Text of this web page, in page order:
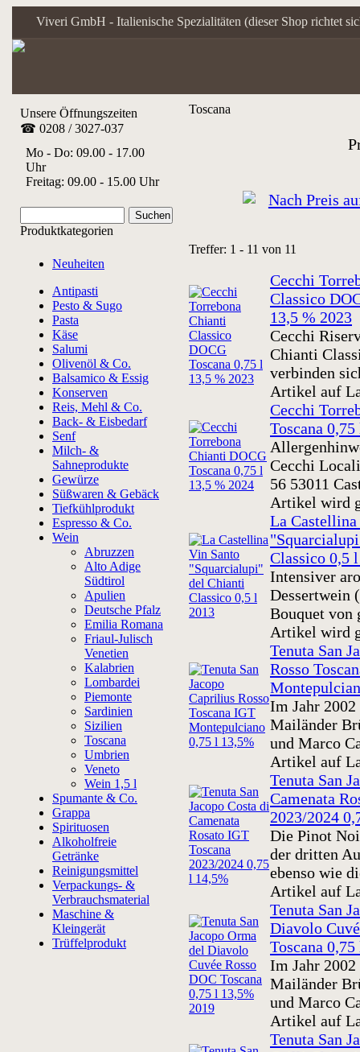
Viveri GmbH - Italienische Spezialitäten (dieser Shop richtet
Unsere Öffnungszeiten
☎ 0208 / 3027-037
Mo - Do: 09.00 - 17.00
Uhr
Freitag: 09.00 - 15.00 Uhr
Produktkategorien
Neuheiten
Antipasti
Pesto & Sugo
Pasta
Käse
Salumi
Olivenöl & Co.
Balsamico & Essig
Konserven
Reis, Mehl & Co.
Back- & Eisbedarf
Senf
Milch- &
Sahneprodukte
Gewürze
Süßwaren & Gebäck
Tiefkühlprodukt
Espresso & Co.
Wein
Abruzzen
Alto Adige
Südtirol
Apulien
Deutsche Pfalz
Emilia Romana
Friaul-Julisch
Venetien
Kalabrien
Lombardei
Piemonte
Sardinien
Sizilien
Toscana
Umbrien
Veneto
Wein 1,5 l
Spumante & Co.
Grappa
Spirituosen
Alkoholfreie
Getränke
Reinigungsmittel
Verpackungs- &
Verbrauchsmaterial
Maschine &
Kleingerät
Trüffelprodukt
Toscana
Treffer: 1 - 11 von 11
Cecchi
Classico
13,5 % 2023
Cecchi
Chianti
verbinden
Artikel auf
Cecchi
Toscana
Cecchi
56 53011
Artikel wird
La
Classico 0,5
Intensiver
Dessertwein
Bouquet von
Artikel wird
Tenuta San
Rosso
Im Jahr
Mailänder
und Marco
Artikel auf
Tenuta San
Camenata
2023/2024
Die Pinot
der dritten
ebenso wie
Artikel auf
Tenuta San
Diavolo
Toscana
Im Jahr
Mailänder
und Marco
Artikel auf
Tenuta San